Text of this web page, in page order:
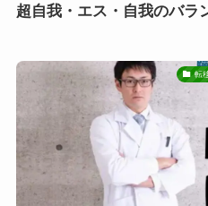
超自我・エス・自我のバラ
転